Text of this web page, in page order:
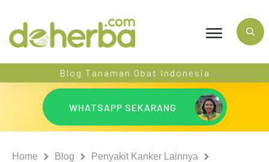
Blog Tanaman Obat Indonesia
WHATSAPP SEKARANG
Home Blog
Penyakit Kanker Lainnya